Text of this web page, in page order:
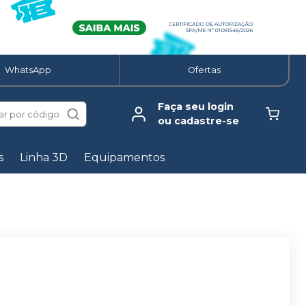
WhatsApp Ofertas
por código
Faça seu login
ou cadastre-se
Linha 3D Equipamentos